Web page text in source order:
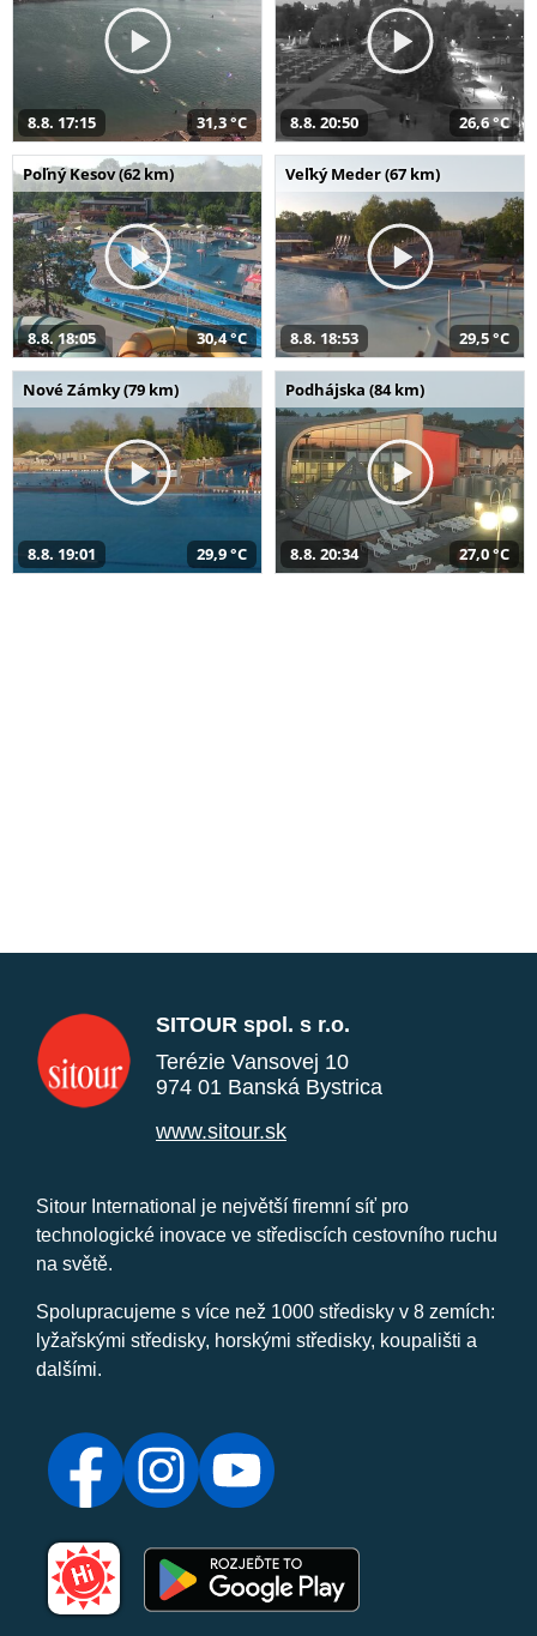
8.8. 17:15 31,3 °C 8.8. 20:50 26,6 °C
Poľný Kesov (62 km)
8.8. 18:05 30,4 °C
Veľký Meder (67 km)
8.8. 18:53 29,5 °C
Nové Zámky (79 km)
8.8. 19:01 29,9 °C
Podhájska (84 km)
8.8. 20:34 27,0 °C
SITOUR spol. s r.o.
Terézie Vansovej 10
974 01 Banská Bystrica
www.sitour.sk
Sitour International je největší firemní síť pro
technologické inovace ve střediscích cestovního ruchu
na světě.
Spolupracujeme s více než 1000 středisky v 8 zemích:
lyžařskými středisky, horskými středisky, koupališti a
dalšími.